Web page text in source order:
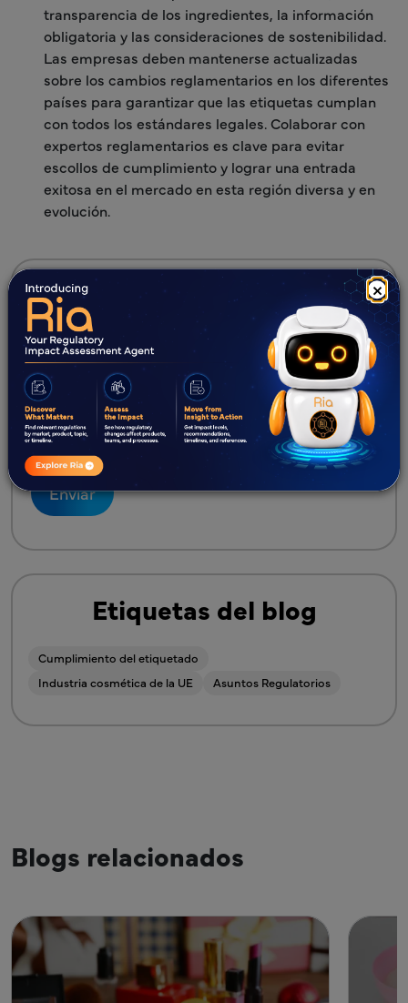
×
transparencia de los ingredientes, la información
obligatoria y las consideraciones de sostenibilidad.
Las empresas deben mantenerse actualizadas
sobre los cambios reglamentarios en los diferentes
países para garantizar que las etiquetas cumplan
con todos los estándares legales. Colaborar con
expertos reglamentarios es clave para evitar
escollos de cumplimiento y lograr una entrada
exitosa en el mercado en esta región diversa y en
evolución.
Suscribirse al Blog de Freyr
Política de privacidad
He leído lapolítica de privacidad
Etiquetas del blog
Cumplimiento del etiquetado
Industria cosmética de la UE
Asuntos Regulatorios
Blogs relacionados